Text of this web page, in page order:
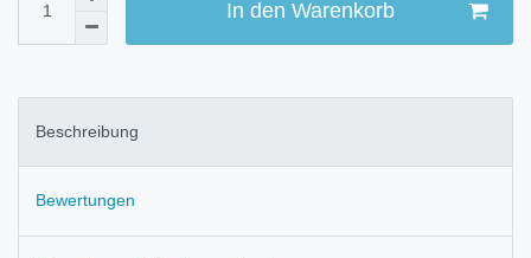
In den Warenkorb
Beschreibung
Bewertungen